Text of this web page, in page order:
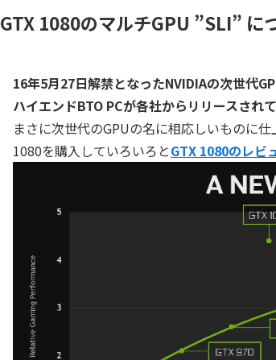
GTX 1080のマルチGPU ”SLI” に
16年5月27日解禁となったNVIDIAの次世代
ハイエンドBTO PCが各社からリリースされて
まさに次世代のGPUの名に相応しいものに
1080を購入していろいろとGTX 1080のレビ